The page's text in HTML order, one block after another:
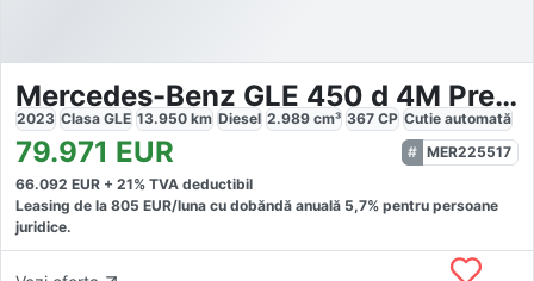
Mercedes-Benz GLE 450 d 4M PremPlus
2023 Clasa GLE 13.950 km Diesel 2.989 cm³ 367 CP Cutie automată
79.971 EUR
MER225517
66.092 EUR + 21% TVA deductibil
Leasing de la 805 EUR/luna cu dobăndă anuală 5,7% pentru persoane
juridice.